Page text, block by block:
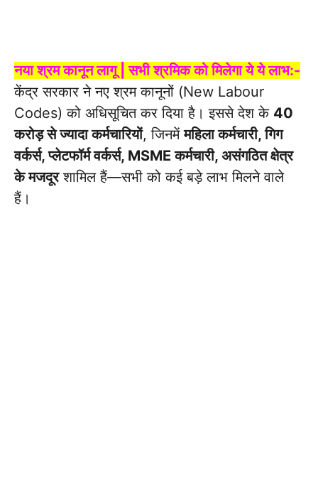
नया श्रम कानून लागू | सभी श्रमिक को मिलेगा ये ये लाभ:-
केंद्र सरकार ने नए श्रम कानूनों (New Labour
Codes) को अधिसूचित कर दिया है। इससे देश के 40
करोड़ से ज्यादा कर्मचारियों, जिनमेंमहिला कर्मचारी, गिग
वर्कर्स, प्लेटफॉर्म वर्कर्स, MSME कर्मचारी, असंगठित क्षेत्र
के मजदूरशामिल हैं—सभी को कई बड़े लाभ मिलने वाले
हैं।